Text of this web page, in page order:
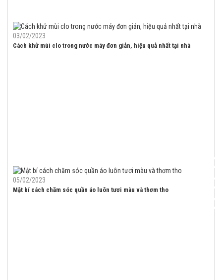
03/02/2023
Cách khử mùi clo trong nước máy đơn giản, hiệu quả nhất tại nhà
05/02/2023
Mật bí cách chăm sóc quần áo luôn tươi màu và thơm tho